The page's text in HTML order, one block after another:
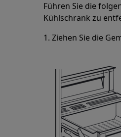
Führen Sie die
Kühlschrank zu
1. Ziehen Sie die